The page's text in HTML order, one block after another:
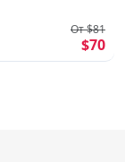
От $81
$70